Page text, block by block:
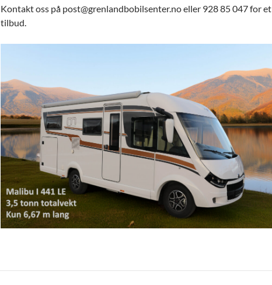
Kontakt oss på post@grenlandbobilsenter.no eller 928 85 047 for et
tilbud.